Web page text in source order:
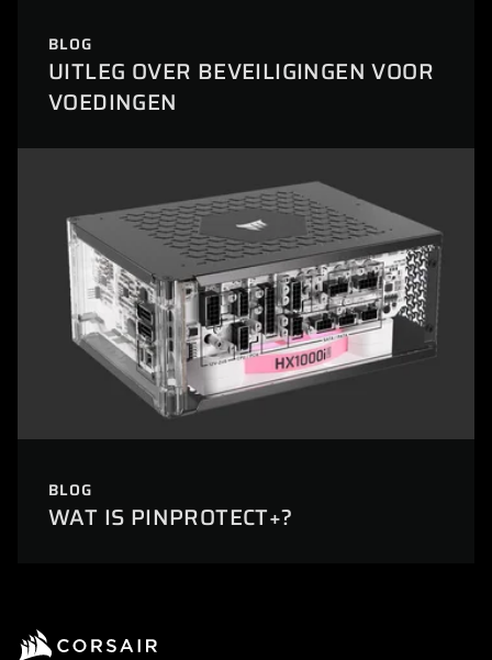
BLOG
UITLEG OVER BEVEILIGINGEN VOOR
VOEDINGEN
BLOG
WAT IS PINPROTECT+?